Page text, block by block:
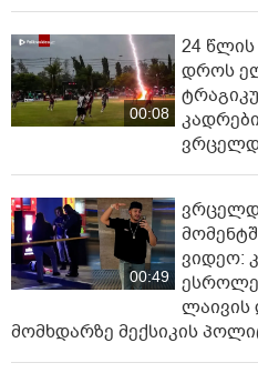
00:08
24
დროს
00:49
ვიდეო:
ლაივის
მომხდარზე მექსიკის